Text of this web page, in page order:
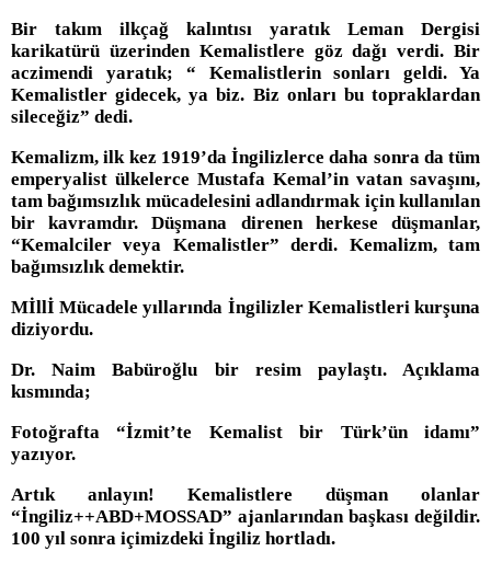
Bir takım ilkçağ kalıntısı yaratık Leman Dergisi
karikatürü üzerinden Kemalistlere göz dağı verdi. Bir
aczimendi yaratık; “ Kemalistlerin sonları geldi. Ya
Kemalistler gidecek, ya biz. Biz onları bu topraklardan
sileceğiz” dedi.
Kemalizm, ilk kez 1919’da İngilizlerce daha sonra da tüm
emperyalist ülkelerce Mustafa Kemal’in vatan savaşını,
tam bağımsızlık mücadelesini adlandırmak için kullanılan
bir kavramdır. Düşmana direnen herkese düşmanlar,
“Kemalciler veya Kemalistler” derdi. Kemalizm, tam
bağımsızlık demektir.
Mİllİ Mücadele yıllarında İngilizler Kemalistleri kurşuna
diziyordu.
Dr. Naim Babüroğlu bir resim paylaştı. Açıklama
kısmında;
Fotoğrafta “İzmit’te Kemalist bir Türk’ün idamı”
yazıyor.
Artık anlayın! Kemalistlere düşman olanlar
“İngiliz++ABD+MOSSAD” ajanlarından başkası değildir.
100 yıl sonra içimizdeki İngiliz hortladı.